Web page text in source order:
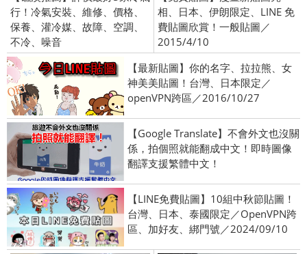
行！冷氣安裝、維修、價格、
保養、灌冷媒、故障、空調、
不冷、噪音
相、日本、伊朗限定、LINE 免
費貼圖欣賞！一般貼圖／
2015/4/10
【最新貼圖】你的名字、拉拉熊、女
神美美貼圖！台灣、日本限定／
openVPN跨區／2016/10/27
【Google Translate】不會外文也沒關
係，拍個照就能翻成中文！即時圖像
翻譯支援繁體中文！
【LINE免費貼圖】10組中秋節貼圖！
台灣、日本、泰國限定／OpenVPN跨
區、加好友、綁門號／2024/09/10